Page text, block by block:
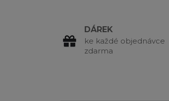
DÁREK
ke každé objednávce
zdarma